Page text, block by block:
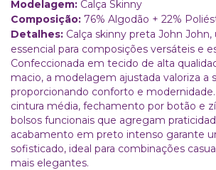
Modelagem: Calça Skinny
Composição: 76% Algodão + 22%
Detalhes: Calça skinny preta John John,
essencial para composições versáteis e
Confeccionada em tecido de alta
macio, a modelagem ajustada valoriza a
proporcionando conforto e
cintura média, fechamento por botão e
bolsos funcionais que agregam
acabamento em preto intenso garante
sofisticado, ideal para combinações
mais elegantes.